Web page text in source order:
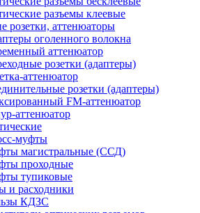
разъемы клеевые
розетки, аттенюаторы
оголенного волокна
аттенюатор
розетки (адаптеры)
аттенюатор
розетки (адаптеры)
FM-аттенюатор
аттенюатор
муфты
магистральные (ССД)
проходные
тупиковые
и расходники
КДЗС